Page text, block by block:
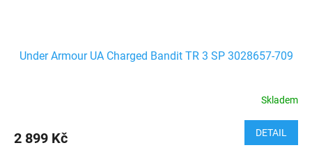
Under Armour UA Charged Bandit TR 3 SP 3028657-709
Skladem
2 899 Kč DETAIL